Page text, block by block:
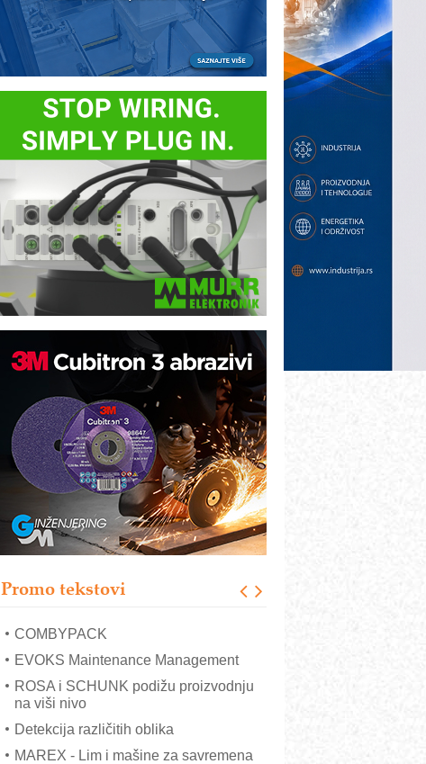
Promo tekstovi
Bezbednost na prvom mestu!
IB BLUMENAUER - više od 40 godina
poverenja u industriji
RMQ-TITAN ADVANCED INDICATOR
– Pametna signalizacija za efikasnije
upravljanje mašinama
Sigurnije ispitivanje transformatora u
solarnim elektranama i vetroparkovima
Pranje točkova na gradilištu- standard
modernog i odgovornog građenja
mrežnog pretvarača sa tečnim
COMBYPACK
EVOKS Maintenance Management
ROSA i SCHUNK podižu proizvodnju
na viši nivo
Detekcija različitih oblika
MAREX - Lim i mašine za savremena